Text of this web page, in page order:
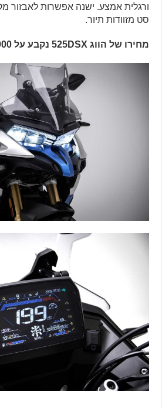
ורגלית אמצע. ישנה אפשרות לאבזור
סט מזוודות תיור.
מחירו של הווג 525DSX נקבע על 49,900 ש"ח.